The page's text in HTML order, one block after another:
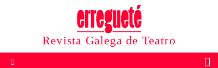
Revista Galega de Teatro